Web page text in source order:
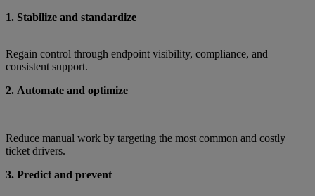
1. Stabilize and standardize
Regain control through endpoint visibility, compliance, and
consistent support.
2. Automate and optimize
Reduce manual work by targeting the most common and costly
ticket drivers.
3. Predict and prevent